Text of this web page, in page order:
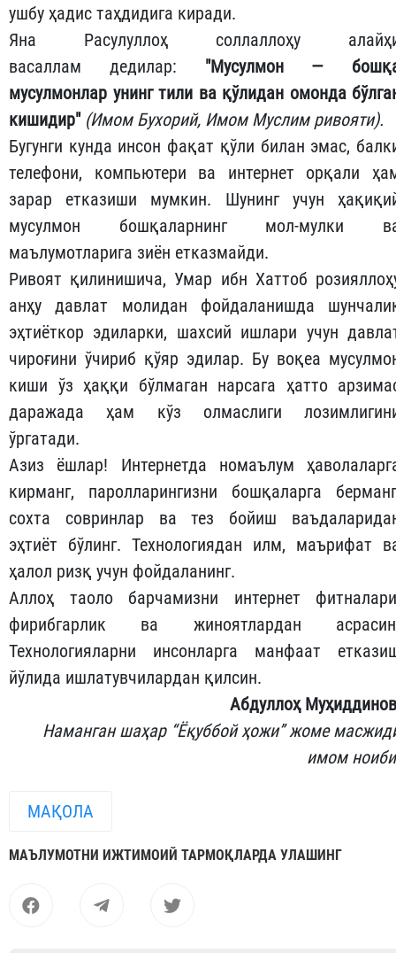
ушбу ҳадис таҳдидига киради.
Яна Расулуллоҳ соллаллоҳу
васаллам дедилар: "Мусулмон —
мусулмонлар унинг тили ва қўлидан омонда
кишидир" (Имом Бухорий, Имом Муслим ривояти).
Бугунги кунда инсон фақат қўли билан эмас,
телефони, компьютери ва интернет орқали
зарар етказиши мумкин. Шунинг учун
мусулмон бошқаларнинг мол-мулки
маълумотларига зиён етказмайди.
Ривоят қилинишича, Умар ибн Хаттоб
анҳу давлат молидан фойдаланишда
эҳтиёткор эдиларки, шахсий ишлари учун
чироғини ўчириб қўяр эдилар. Бу воқеа
киши ўз ҳаққи бўлмаган нарсага ҳатто
даражада ҳам кўз олмаслиги
ўргатади.
Азиз ёшлар! Интернетда номаълум
кирманг, паролларингизни бошқаларга
сохта совринлар ва тез бойиш
эҳтиёт бўлинг. Технологиядан илм, маърифат
ҳалол ризқ учун фойдаланинг.
Аллоҳ таоло барчамизни интернет
фирибгарлик ва жиноятлардан
Технологияларни инсонларга манфаат
йўлида ишлатувчилардан қилсин.
Абдуллоҳ Муҳиддинов
Наманган шаҳар “Ёқуббой ҳожи” жоме
имом
МАҚОЛА
МАЪЛУМОТНИ ИЖТИМОИЙ ТАРМОҚЛАРДА УЛАШИНГ